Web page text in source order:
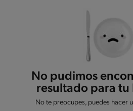
No pudimos
resultado para tu
No te preocupes, puedes hacer